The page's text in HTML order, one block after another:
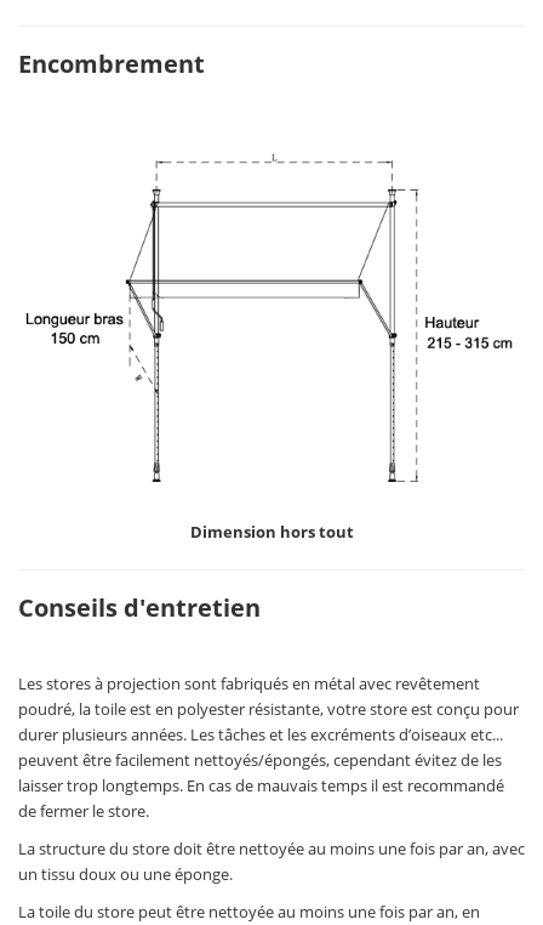
Encombrement
Dimension hors tout
Conseils d'entretien
Les stores à projection sont fabriqués en métal avec revêtement
poudré, la toile est en polyester résistante, votre store est conçu pour
durer plusieurs années. Les tâches et les excréments d’oiseaux etc...
peuvent être facilement nettoyés/épongés, cependant évitez de les
laisser trop longtemps. En cas de mauvais temps il est recommandé
de fermer le store.
La structure du store doit être nettoyée au moins une fois par an, avec
un tissu doux ou une éponge.
La toile du store peut être nettoyée au moins une fois par an, en